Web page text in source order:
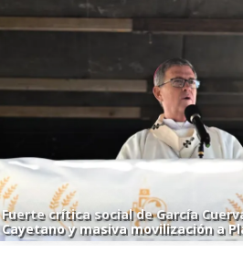
Fuerte crítica social de García
Cayetano y masiva movilización a